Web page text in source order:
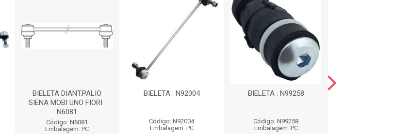
BIELETA DIANT.PALIO
SIENA MOBI UNO FIORI :
N6081
Código: N6081
Embalagem: PC
BIELETA : N92004
Código: N92004
Embalagem: PC
BIELETA : N99258
Código: N99258
Embalagem: PC